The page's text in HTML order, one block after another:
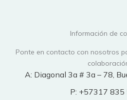
Información de
Ponte en contacto con nosotros
A: Diagonal 3a # 3a – 78,
P: +57317 835